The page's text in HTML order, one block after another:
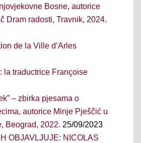
Bosne, autorice
Dram radosti, Travnik, 2024.
de la Ville d’Arles
la traductrice Françoise
– zbirka pjesama o
autorice Minje Pješčić u
Beograd, 2022. 25/09/2023
OBJAVLJUJE: NICOLAS